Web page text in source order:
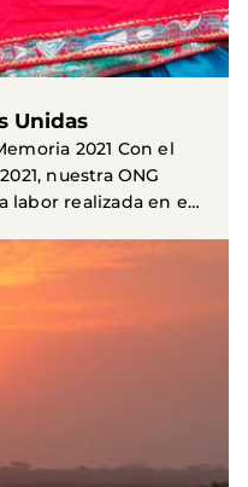
Unidas
2021 Con el
nuestra ONG
labor realizada en el